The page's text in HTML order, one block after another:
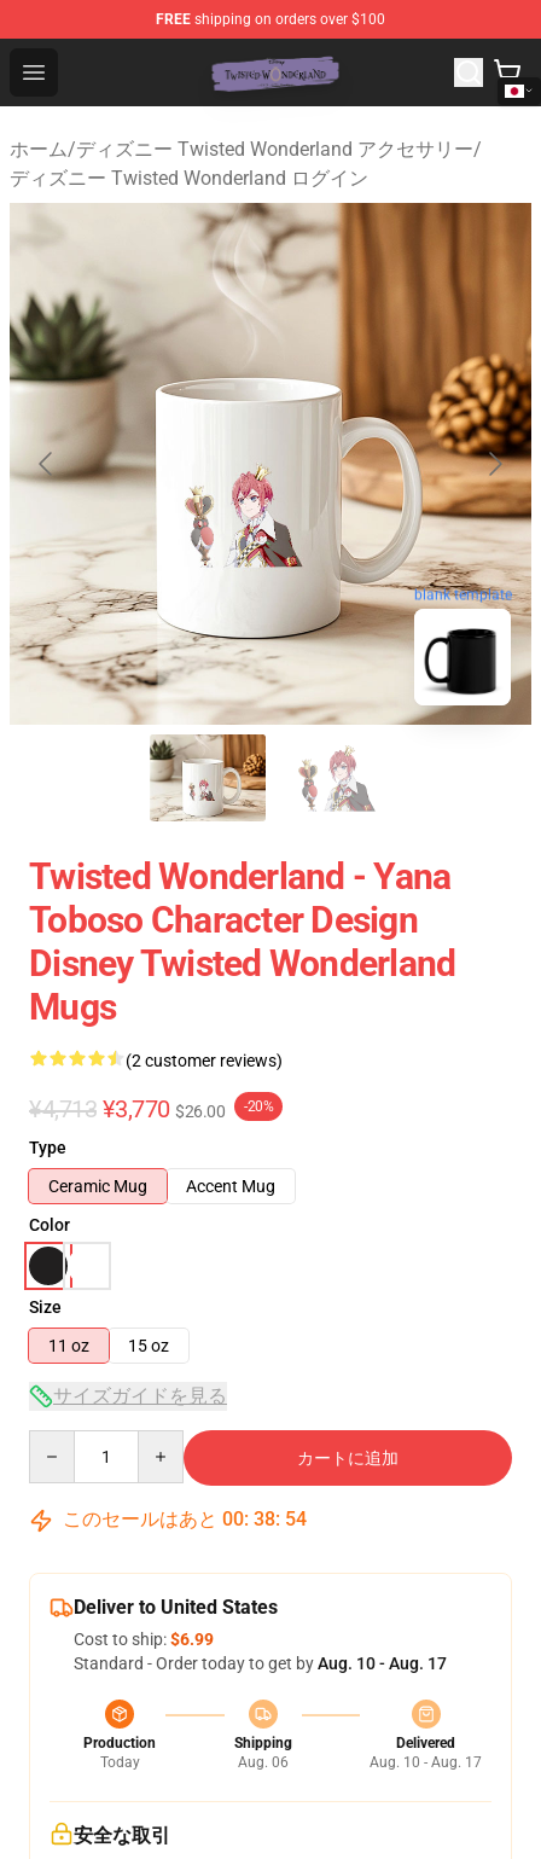
FREE shipping on orders over $100
Open menu
Twisted Wonderland Store - Official Twisted
ホーム/ディズニー Twisted Wonderland アクセサリー/
ディズニー Twisted Wonderland ログイン
blank template
Twisted Wonderland - Yana
Toboso Character Design
Disney Twisted Wonderland
Mugs
(2 customer reviews)
¥4,713 ¥3,770 $26.00 -20%
Type
Ceramic Mug
Accent Mug
Color
Size
11 oz
15 oz
サイズガイドを見る
カートに追加
このセールはあと 00: 38: 54
Deliver to United States
Cost to ship:$6.99
Standard - Order today to get byAug. 10 - Aug. 17
Production
Today
Shipping
Aug. 06
Delivered
Aug. 10 - Aug. 17
安全な取引